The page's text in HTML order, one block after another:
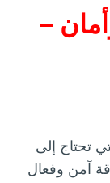
–
تحتاج إلى
آمن وفعال